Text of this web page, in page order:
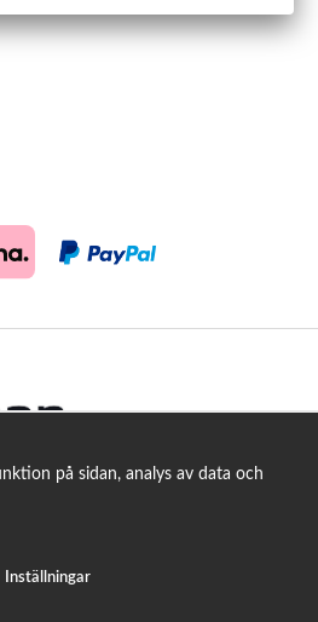
på sidan, analys av data och
Inställningar